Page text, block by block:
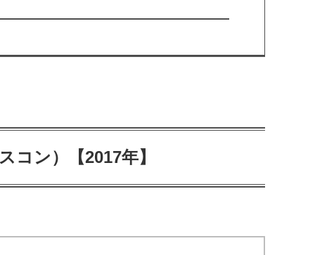
コン）【2017年】